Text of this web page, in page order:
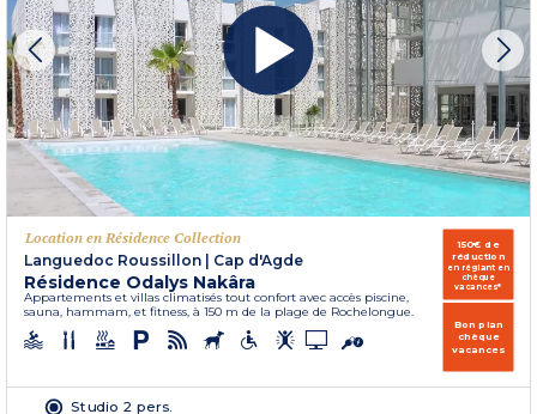
Location en Résidence Collection
Languedoc Roussillon
Cap d'Agde
Résidence Odalys Nakâra
Appartements et villas climatisés tout confort avec accès piscine,
sauna, hammam, et fitness, à 150 m de la plage de Rochelongue.
150€ de
réduction
en réglant en
chèque
vacances*
Bon plan
chèque
vacances
Studio 2 pers.